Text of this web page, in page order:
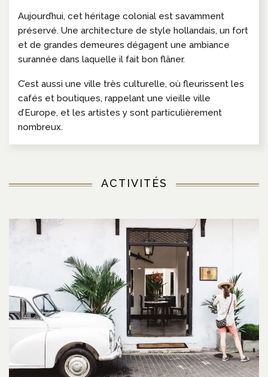
Aujourd’hui, cet héritage colonial est savamment
préservé. Une architecture de style hollandais, un fort
et de grandes demeures dégagent une ambiance
surannée dans laquelle il fait bon flâner.
C’est aussi une ville très culturelle, où fleurissent les
cafés et boutiques, rappelant une vieille ville
d’Europe, et les artistes y sont particulièrement
nombreux.
ACTIVITÉS